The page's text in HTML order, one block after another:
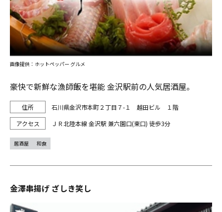
豪快で新鮮な漁師飯を堪能 金沢駅前の人気居酒屋。
石川県金沢市本町２丁目７-１ 越田ビル １階
ＪＲ北陸本線 金沢駅 兼六園口(東口) 徒歩3分
画像提供：ホットペッパー グルメ
居酒屋 和食
金澤串揚げ ざしき笑し